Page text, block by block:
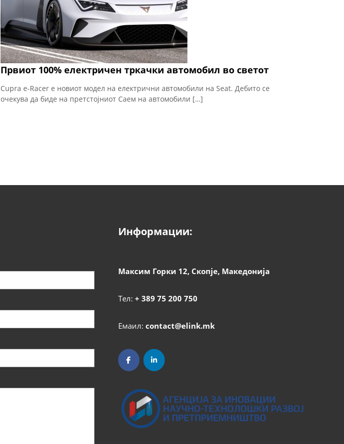
Првиот 100% електричен тркачки автомобил во светот
Cupra e-Racer е новиот модел на електрични автомобили на Seat. Дебито се
очекува да биде на претстојниот Саем на автомобили […]
Информации:
Максим Горки 12, Скопје, Македонија
Тел: + 389 75 200 750
Емаил: contact@elink.mk